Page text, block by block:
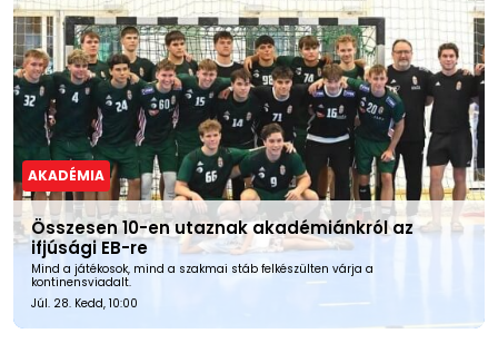
AKADÉMIA
Összesen 10-en utaznak akadémiánkról az
ifjúsági EB-re
Mind a játékosok, mind a szakmai stáb felkészülten várja a
kontinensviadalt.
Júl. 28. Kedd, 10:00